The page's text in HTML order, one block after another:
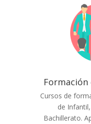
Cursos de
de
Bachillerato.